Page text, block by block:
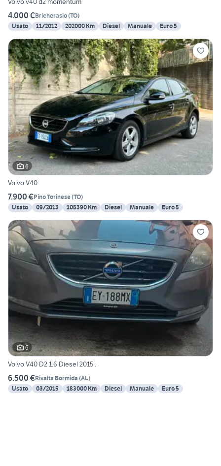
4.000 €Bricherasio(TO)
Usato
11/2012 202000 Km Diesel Manuale Euro 5
6
Volvo V40
7.900 €Pino Torinese(TO)
Usato
09/2013 105390 Km Diesel Manuale Euro 5
6
Volvo V40 D2 1.6 Diesel 2015 .
6.500 €Rivalta Bormida (AL)
Usato
03/2015 183000 Km Diesel Manuale Euro 5